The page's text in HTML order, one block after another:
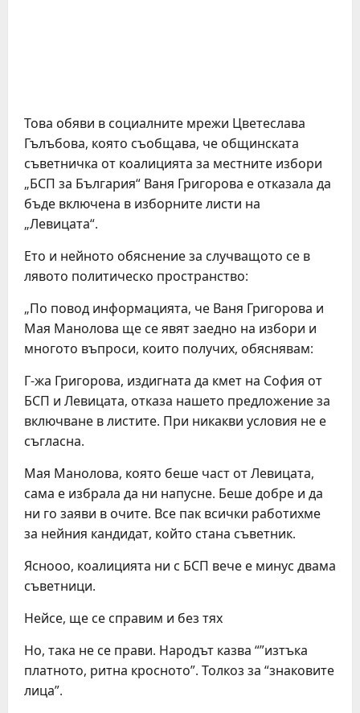
Това обяви в социалните мрежи Цветеслава
Гълъбова, която съобщава, че общинската
съветничка от коалицията за местните избори
„БСП за България“ Ваня Григорова е отказала да
бъде включена в изборните листи на
„Левицата“.
Ето и нейното обяснение за случващото се в
лявото политическо пространство:
„По повод информацията, че Ваня Григорова и
Мая Манолова ще се явят заедно на избори и
многото въпроси, които получих, обяснявам:
Г-жа Григорова, издигната да кмет на София от
БСП и Левицата, отказа нашето предложение за
включване в листите. При никакви условия не е
съгласна.
Мая Манолова, която беше част от Левицата,
сама е избрала да ни напусне. Беше добре и да
ни го заяви в очите. Все пак всички работихме
за нейния кандидат, който стана съветник.
Яснооо, коалицията ни с БСП вече е минус двама
съветници.
Нейсе, ще се справим и без тях
Но, така не се прави. Народът казва “”изтъка
платното, ритна кросното”. Толкоз за “знаковите
лица”.